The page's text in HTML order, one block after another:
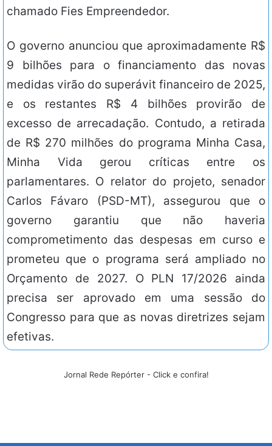
chamado Fies Empreendedor.
O governo anunciou que aproximadamente R$
9 bilhões para o financiamento das novas
medidas virão do superávit financeiro de 2025,
e os restantes R$ 4 bilhões provirão de
excesso de arrecadação. Contudo, a retirada
de R$ 270 milhões do programa Minha Casa,
Minha Vida gerou críticas entre os
parlamentares. O relator do projeto, senador
Carlos Fávaro (PSD-MT), assegurou que o
governo garantiu que não haveria
comprometimento das despesas em curso e
prometeu que o programa será ampliado no
Orçamento de 2027. O PLN 17/2026 ainda
precisa ser aprovado em uma sessão do
Congresso para que as novas diretrizes sejam
efetivas.
Jornal Rede Repórter - Click e confira!